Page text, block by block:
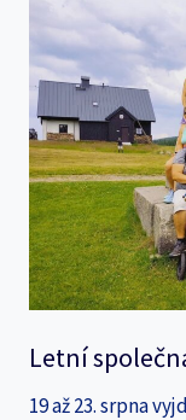
Letní
19 až 23. srpna